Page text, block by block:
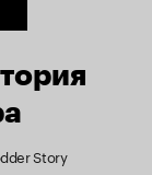
Story